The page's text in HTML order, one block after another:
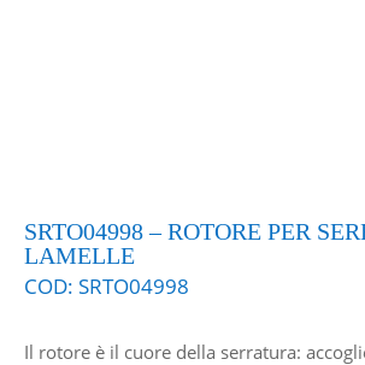
SRTO04998 – ROTORE PER
LAMELLE
COD: SRTO04998
Il rotore è il cuore della serratura: